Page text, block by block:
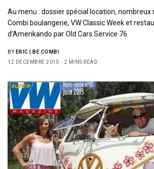
Au menu : dossier spécial location, nombreux
Combi boulangerie, VW Classic Week et
d’Amerikando par Old Cars Service 76.
BY ERIC | BE COMBI
12 DÉCEMBRE 2015
2 MINS READ